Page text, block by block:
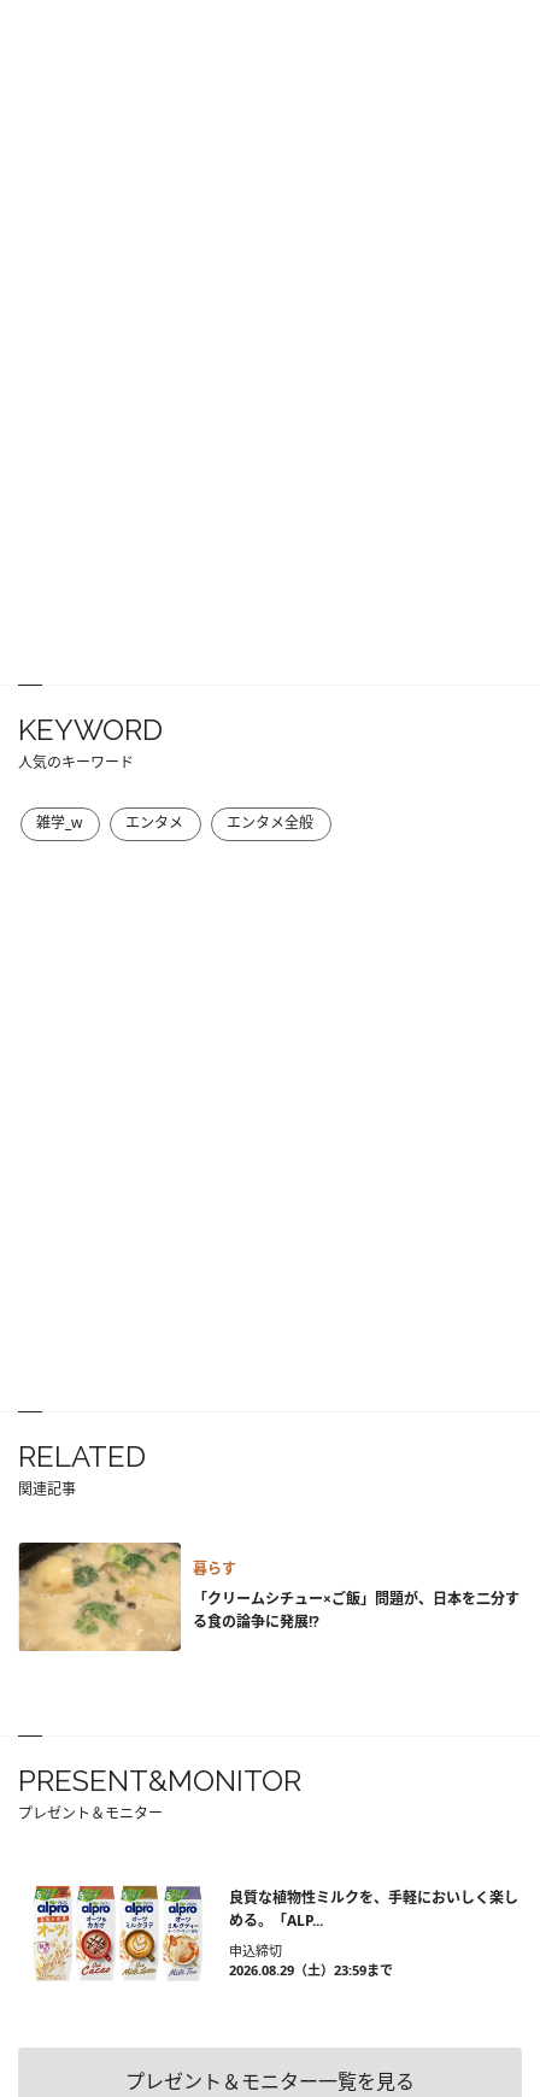
KEYWORD
人気のキーワード
雑学_w エンタメ エンタメ全般
RELATED
関連記事
暮らす
「クリームシチュー×ご飯」問題が、日本を二分す
る食の論争に発展!?
PRESENT&MONITOR
プレゼント＆モニター
良質な植物性ミルクを、手軽においしく楽し
める。「ALP...
申込締切
2026.08.29（土）23:59まで
プレゼント＆モニター一覧を見る